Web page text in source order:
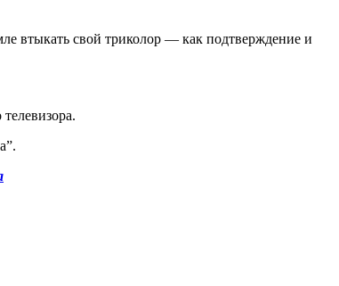
втыкать свой триколор — как подтверждение и